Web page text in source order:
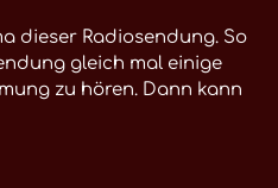
dieser Radiosendung. So
gleich mal einige
zu hören. Dann kann